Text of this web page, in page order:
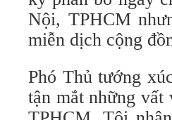
Nội, TPHCM
miễn dịch cộng
Phó Thủ tướng
tận mắt những vất